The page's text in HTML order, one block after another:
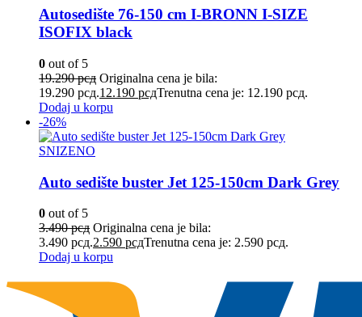
Autosedište 76-150 cm I-BRONN I-SIZE
ISOFIX black
0 out of 5
19.290рсд Originalna cena je bila:
19.290 рсд.12.190 рсдTrenutna cena je: 12.190 рсд.
Dodaj u korpu
-26%
SNIZENO
Auto sedište buster Jet 125-150cm Dark Grey
0 out of 5
3.490рсд Originalna cena je bila:
3.490 рсд.2.590 рсдTrenutna cena je: 2.590 рсд.
Dodaj u korpu